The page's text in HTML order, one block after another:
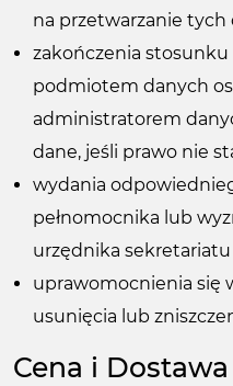
na przetwarzanie
zakończenia
podmiotem danych
administratorem
dane, jeśli prawo nie
wydania
pełnomocnika lub
urzędnika
uprawomocnienia się
usunięcia lub
Cena i